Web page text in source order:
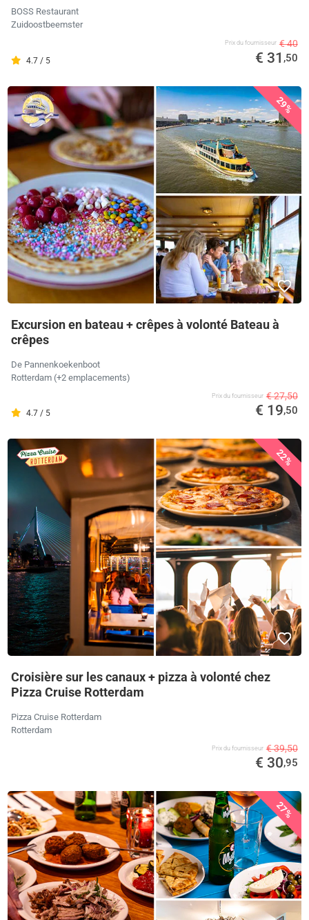
BOSS Restaurant
Zuidoostbeemster
4.7 / 5
Prix ​​du fournisseur € 40
€ 31 ,50
29%
Excursion en bateau + crêpes à volonté Bateau à
crêpes
De Pannenkoekenboot
Rotterdam (+2 emplacements)
4.7 / 5
Prix ​​du fournisseur € 27,50
€ 19,50
22%
Croisière sur les canaux + pizza à volonté chez
Pizza Cruise Rotterdam
Pizza Cruise Rotterdam
Rotterdam
Prix ​​du fournisseur € 39,50
€ 30,95
27%